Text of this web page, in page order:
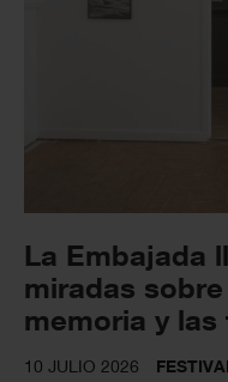
La Embajada
miradas
memoria y
10 JULIO 2026